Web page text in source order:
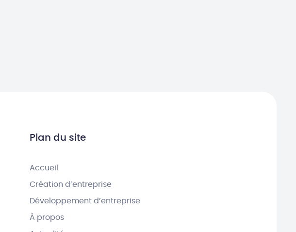
Plan du site
Accueil
Création d’entreprise
Développement d’entreprise
À propos